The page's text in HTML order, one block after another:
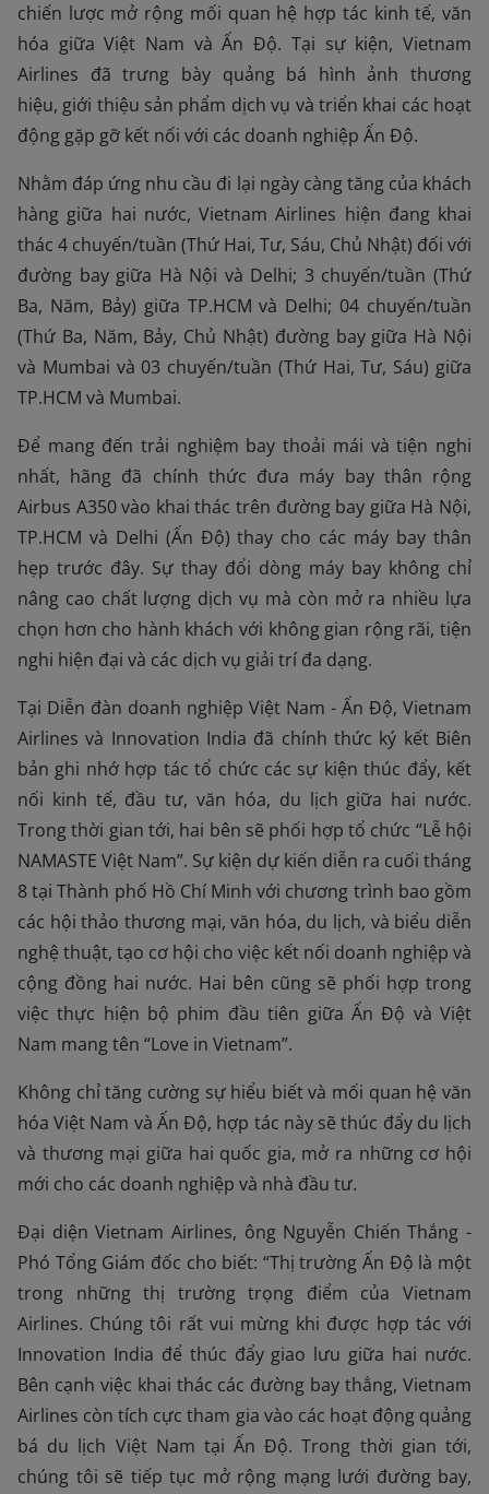
chiến lược mở rộng mối quan hệ hợp tác kinh tế, văn
hóa giữa Việt Nam và Ấn Độ. Tại sự kiện, Vietnam
Airlines đã trưng bày quảng bá hình ảnh thương
hiệu, giới thiệu sản phẩm dịch vụ và triển khai các hoạt
động gặp gỡ kết nối với các doanh nghiệp Ấn Độ.
Nhằm đáp ứng nhu cầu đi lại ngày càng tăng của khách
hàng giữa hai nước, Vietnam Airlines hiện đang khai
thác 4 chuyến/tuần (Thứ Hai, Tư, Sáu, Chủ Nhật) đối với
đường bay giữa Hà Nội và Delhi; 3 chuyến/tuần (Thứ
Ba, Năm, Bảy) giữa TP.HCM và Delhi; 04 chuyến/tuần
(Thứ Ba, Năm, Bảy, Chủ Nhật) đường bay giữa Hà Nội
và Mumbai và 03 chuyến/tuần (Thứ Hai, Tư, Sáu) giữa
TP.HCM và Mumbai.
Để mang đến trải nghiệm bay thoải mái và tiện nghi
nhất, hãng đã chính thức đưa máy bay thân rộng
Airbus A350 vào khai thác trên đường bay giữa Hà Nội,
TP.HCM và Delhi (Ấn Độ) thay cho các máy bay thân
hẹp trước đây. Sự thay đổi dòng máy bay không chỉ
nâng cao chất lượng dịch vụ mà còn mở ra nhiều lựa
chọn hơn cho hành khách với không gian rộng rãi, tiện
nghi hiện đại và các dịch vụ giải trí đa dạng.
Tại Diễn đàn doanh nghiệp Việt Nam - Ấn Độ, Vietnam
Airlines và Innovation India đã chính thức ký kết Biên
bản ghi nhớ hợp tác tổ chức các sự kiện thúc đẩy, kết
nối kinh tế, đầu tư, văn hóa, du lịch giữa hai nước.
Trong thời gian tới, hai bên sẽ phối hợp tổ chức “Lễ hội
NAMASTE Việt Nam”. Sự kiện dự kiến diễn ra cuối tháng
8 tại Thành phố Hồ Chí Minh với chương trình bao gồm
các hội thảo thương mại, văn hóa, du lịch, và biểu diễn
nghệ thuật, tạo cơ hội cho việc kết nối doanh nghiệp và
cộng đồng hai nước. Hai bên cũng sẽ phối hợp trong
việc thực hiện bộ phim đầu tiên giữa Ấn Độ và Việt
Nam mang tên “Love in Vietnam”.
Không chỉ tăng cường sự hiểu biết và mối quan hệ văn
hóa Việt Nam và Ấn Độ, hợp tác này sẽ thúc đẩy du lịch
và thương mại giữa hai quốc gia, mở ra những cơ hội
mới cho các doanh nghiệp và nhà đầu tư.
Đại diện Vietnam Airlines, ông Nguyễn Chiến Thắng -
Phó Tổng Giám đốc cho biết: “Thị trường Ấn Độ là một
trong những thị trường trọng điểm của Vietnam
Airlines. Chúng tôi rất vui mừng khi được hợp tác với
Innovation India để thúc đẩy giao lưu giữa hai nước.
Bên cạnh việc khai thác các đường bay thẳng, Vietnam
Airlines còn tích cực tham gia vào các hoạt động quảng
bá du lịch Việt Nam tại Ấn Độ. Trong thời gian tới,
chúng tôi sẽ tiếp tục mở rộng mạng lưới đường bay,